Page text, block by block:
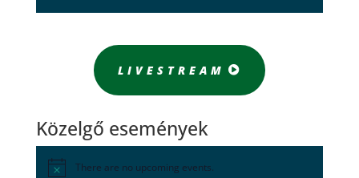
LIVESTREAM
Közelgő események
There are no upcoming events.